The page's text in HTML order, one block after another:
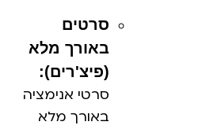
סרטים
באורך מלא
(פיצ'רים):
סרטי אנימציה
באורך מלא